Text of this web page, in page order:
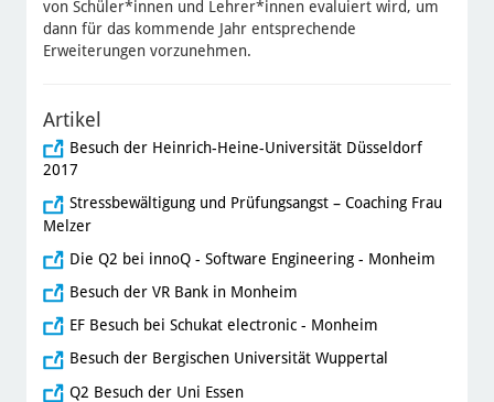
von Schüler*innen und Lehrer*innen evaluiert wird, um
dann für das kommende Jahr entsprechende
Erweiterungen vorzunehmen.
Artikel
Besuch der Heinrich-Heine-Universität Düsseldorf
2017
Stressbewältigung und Prüfungsangst – Coaching Frau
Melzer
Die Q2 bei innoQ - Software Engineering - Monheim
Besuch der VR Bank in Monheim
EF Besuch bei Schukat electronic - Monheim
Besuch der Bergischen Universität Wuppertal
Q2 Besuch der Uni Essen